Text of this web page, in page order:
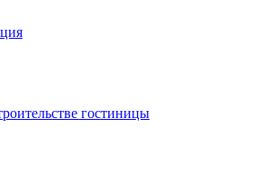
гостиницы